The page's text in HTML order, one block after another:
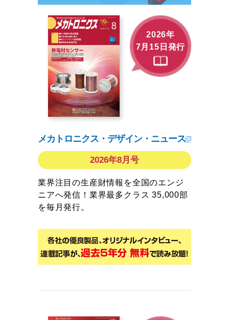
2026年
7月15日発行
メカトロニクス・デザイン・ニュース
2026年8月号
業界注目の生産財情報を全国のエンジ
ニアへ発信！業界最多クラス 35,000部
を毎月発行。